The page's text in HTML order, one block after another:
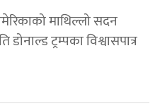
माथिल्लो सदन
डोनाल्ड ट्रम्पका विश्वासपात्र